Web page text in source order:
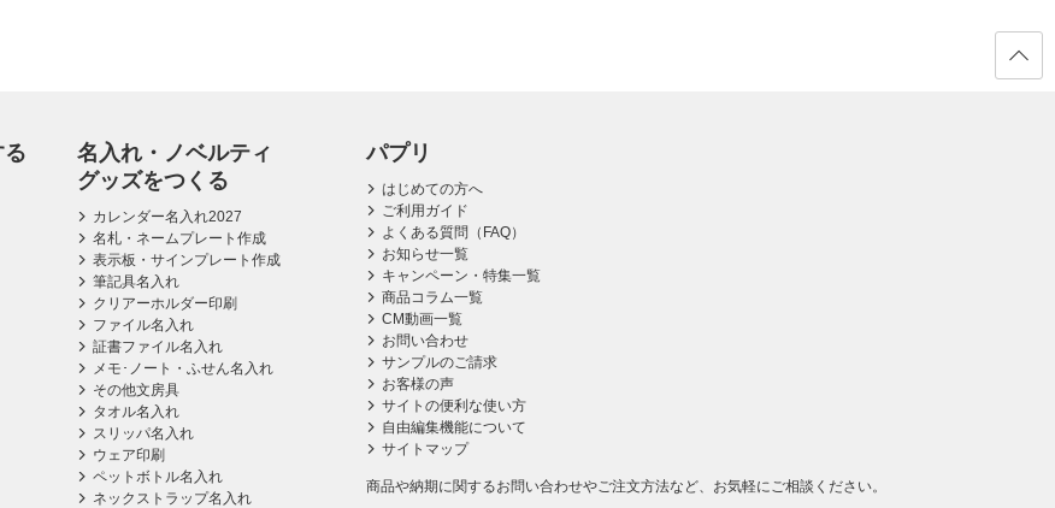
名入れ・ノベルティ
グッズをつくる
カレンダー名入れ2027
名札・ネームプレート作成
表示板・サインプレート作成
筆記具名入れ
クリアーホルダー印刷
ファイル名入れ
証書ファイル名入れ
メモ･ノート・ふせん名入れ
その他文房具
タオル名入れ
スリッパ名入れ
ウェア印刷
ペットボトル名入れ
ネックストラップ名入れ
パプリ
はじめての方へ
ご利用ガイド
よくある質問（FAQ）
お知らせ一覧
キャンペーン・特集一覧
商品コラム一覧
CM動画一覧
お問い合わせ
サンプルのご請求
お客様の声
サイトの便利な使い方
自由編集機能について
サイトマップ
商品や納期に関するお問い合わせやご注文方法など、お気軽にご相談ください。